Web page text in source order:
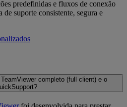
predefinidas e fluxos de conexão
suporte consistente, segura e
completo (full client) e o